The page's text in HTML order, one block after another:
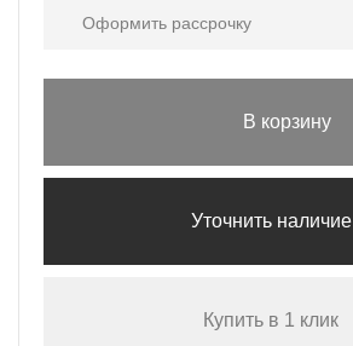
Оформить рассрочку
В корзину
Уточнить наличие
Купить в 1 клик